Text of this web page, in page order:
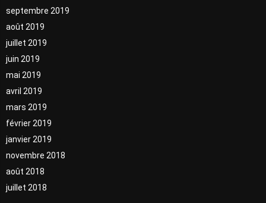
septembre 2019
août 2019
juillet 2019
juin 2019
mai 2019
avril 2019
mars 2019
février 2019
janvier 2019
novembre 2018
août 2018
juillet 2018